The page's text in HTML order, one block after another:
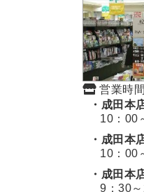
営業時間
・成田本
10：00
・成田本
10：00
・成田本
9：30